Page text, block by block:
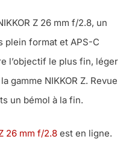
Z 26 mm f/2.8, un
plein format et APS-C
l’objectif le plus fin, léger
gamme NIKKOR Z. Revue
un bémol à la fin.
26 mm f/2.8 est en ligne.